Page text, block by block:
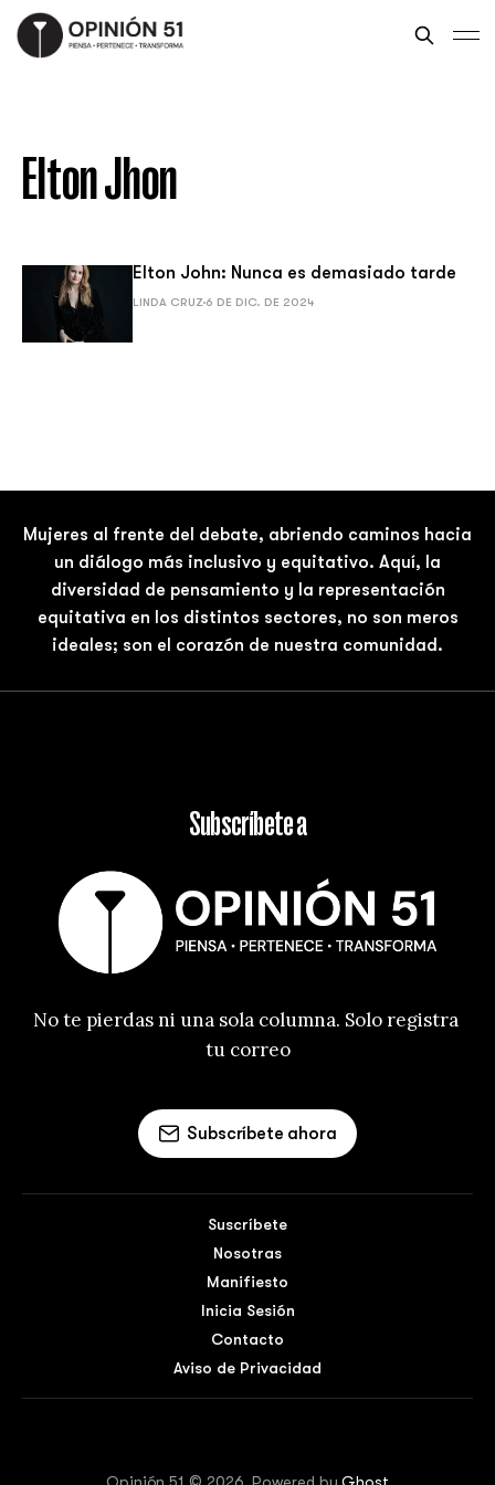
Elton Jhon
Elton John: Nunca es demasiado tarde
LINDA CRUZ 6 DE DIC. DE 2024
Mujeres al frente del debate, abriendo caminos hacia
un diálogo más inclusivo y equitativo. Aquí, la
diversidad de pensamiento y la representación
equitativa en los distintos sectores, no son meros
ideales; son el corazón de nuestra comunidad.
Subscríbete a
No te pierdas ni una sola columna. Solo registra
tu correo
Subscríbete ahora
Suscríbete
Nosotras
Manifiesto
Inicia Sesión
Contacto
Aviso de Privacidad